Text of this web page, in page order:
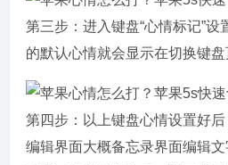
第三步：进入键盘“心情标记”设
的默认心情就会显示在切换键盘
第四步：以上键盘心情设置好
编辑界面大概备忘录界面编辑